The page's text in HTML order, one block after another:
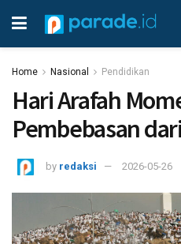
Home Nasional Pendidikan
Hari Arafah
Pembebasan
by redaksi 2026-05-26